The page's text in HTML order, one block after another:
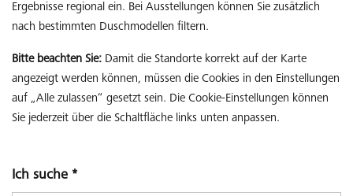
Ergebnisse regional ein. Bei Ausstellungen können Sie zusätzlich
nach bestimmten Duschmodellen filtern.
Bitte beachten Sie: Damit die Standorte korrekt auf der Karte
angezeigt werden können, müssen die Cookies in den Einstellungen
auf „Alle zulassen“ gesetzt sein. Die Cookie-Einstellungen können
Sie jederzeit über die Schaltfläche links unten anpassen.
Ich suche *